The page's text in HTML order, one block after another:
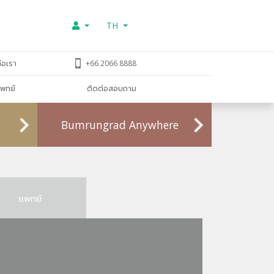
TH
เรา +66 2066 8888
ทย์ ติดต่อสอบถาม
Bumrungrad Anywhere
แพทย์